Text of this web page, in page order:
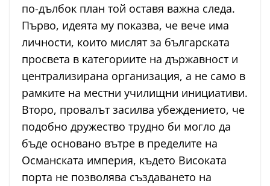
по-дълбок план той оставя важна следа.
Първо, идеята му показва, че вече има
личности, които мислят за българската
просвета в категориите на държавност и
централизирана организация, а не само в
рамките на местни училищни инициативи.
Второ, провалът засилва убеждението, че
подобно дружество трудно би могло да
бъде основано вътре в пределите на
Османската империя, където Високата
порта не позволява създаването на